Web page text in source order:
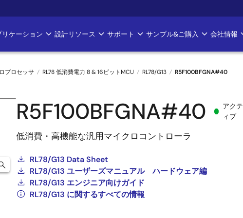
リケーション 設計リソース サポート サンプル&ご購入 会社情報
プロセッサ RL78 低消費電力 8 & 16ビットMCU RL78/G13 R5F100BFGNA#40
R5F100BFGNA#40
アクテ
ィブ
低消費・高機能な汎用マイクロコントローラ
RL78/G13 Data Sheet
RL78/G13 ユーザーズマニュアル ハードウェア編
RL78/G13 エンジニア向けガイド
RL78/G13 に関するすべての情報